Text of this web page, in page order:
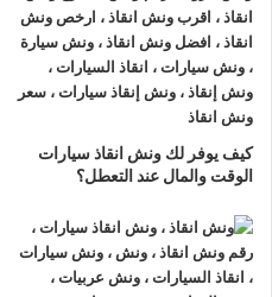
اقرب ونش انقاذفي غضون 15 دقائق بحد اقصي.
تليفونونش انقاذ
ونش انقاذ الهرم نحن أرخص ونش
في الهرم و أقرب ونش إنقاذ
في
ومتخصصون في أنقاذ ورفع
اسطول سيارات إنقاذمنتشرة في
كيف يوفر لك ونش انقاذ سيارات
الوقت والمال عند التعطل؟